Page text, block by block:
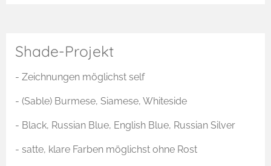
Shade-Projekt
- Zeichnungen möglichst self
- (Sable) Burmese, Siamese, Whiteside
- Black, Russian Blue, English Blue, Russian Silver
- satte, klare Farben möglichst ohne Rost